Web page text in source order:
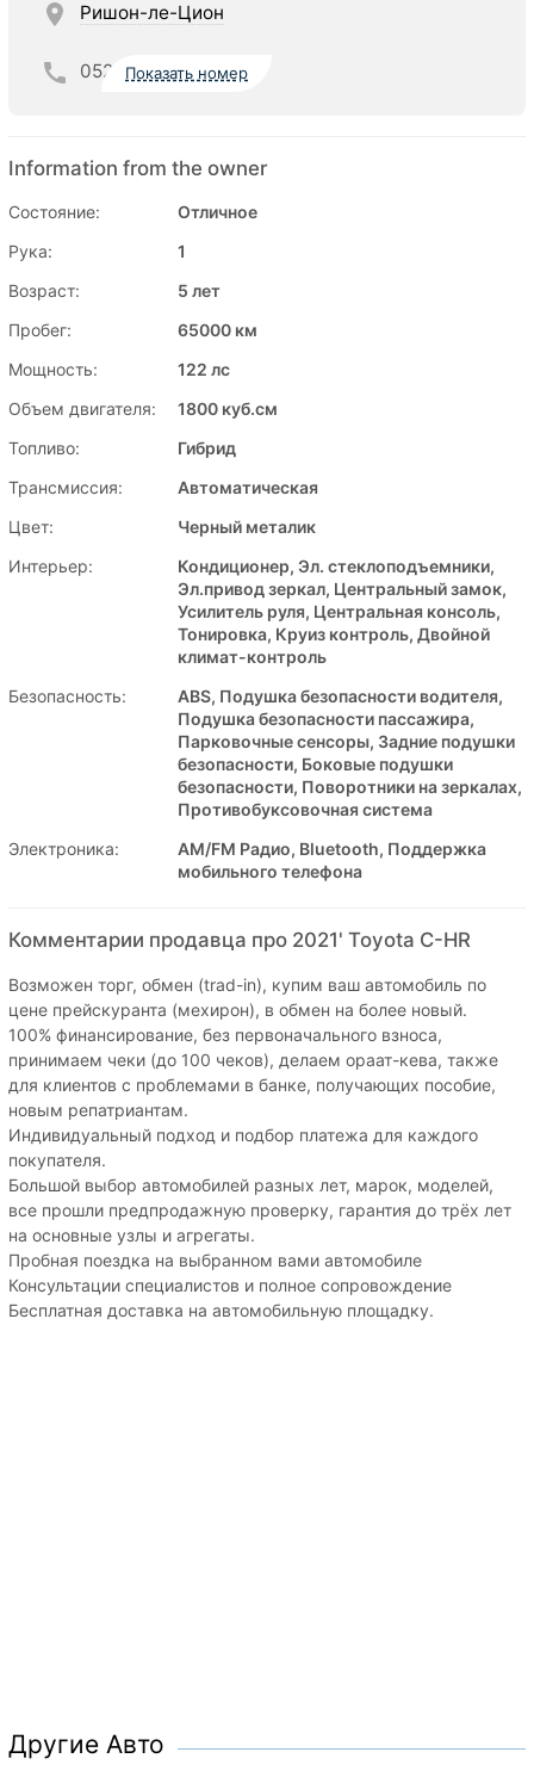
Ришон-ле-Цион
052 Показать номер
Information from the owner
Состояние:
Отличное
Рука:
1
Возраст:
5 лет
Пробег:
65000 км
Мощность:
122 лс
Объем двигателя:
1800 куб.см
Топливо:
Гибрид
Трансмиссия:
Автоматическая
Цвет:
Черный металик
Интерьер:
Кондиционер, Эл. стеклоподъемники,
Эл.привод зеркал, Центральный замок,
Усилитель руля, Центральная консоль,
Тонировка, Круиз контроль, Двойной
климат-контроль
Безопасность:
ABS, Подушка безопасности водителя,
Подушка безопасности пассажира,
Парковочные сенсоры, Задние подушки
безопасности, Боковые подушки
безопасности, Поворотники на зеркалах,
Противобуксовочная система
Электроника:
AM/FM Радио, Bluetooth, Поддержка
мобильного телефона
Комментарии продавца про 2021' Toyota C-HR
Возможен торг, обмен (trad-in), купим ваш автомобиль по
цене прейскуранта (мехирон), в обмен на более новый.
100% финансирование, без первоначального взноса,
принимаем чеки (до 100 чеков), делаем ораат-кева, также
для клиентов с проблемами в банке, получающих пособие,
новым репатриантам.
Индивидуальный подход и подбор платежа для каждого
покупателя.
Большой выбор автомобилей разных лет, марок, моделей,
все прошли предпродажную проверку, гарантия до трёх лет
на основные узлы и агрегаты.
Пробная поездка на выбранном вами автомобиле
Консультации специалистов и полное сопровождение
Бесплатная доставка на автомобильную площадку.
Другие Авто